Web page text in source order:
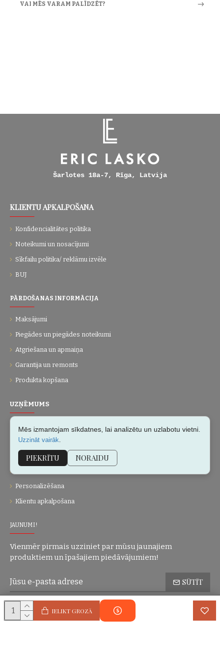
IELIKT GROZĀ
VAI MĒS VARAM PALĪDZĒT?
Šarlotes 18a-7, Rīga, Latvija
KLIENTU APKALPOŠANA
Konfidencialitātes politika
Noteikumi un nosacījumi
Sīkfailu politika/ reklāmu izvēle
BUJ
PĀRDOŠANAS INFORMĀCIJA
Maksājumi
Piegādes un piegādes noteikumi
Atgriešana un apmaiņa
Garantija un remonts
Produkta kopšana
UZŅĒMUMS
Kontakti
Vietnes karte
Personalizēšana
Klientu apkalpošana
JAUNUMI!
Vienmēr pirmais uzziniet par mūsu jaunajiem
produktiem un īpašajiem piedāvājumiem!
SŪTĪT
Esmu iepazinies(-usies) ar sadaļu Konfidencialitātes politika
piekrītu visiem minētajiem noteikumiem
Mēs izmantojam sīkdatnes, lai analizētu un uzlabotu vietni.
Uzzināt vairāk
PIEKRĪTU NORAIDU